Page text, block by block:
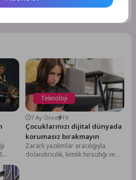
Teknoloji
7 Ay Önce 19
Çocuklarınızı dijital dünyada
korumasız bırakmayın
Zararlı yazılımlar aracılığıyla
dolandırıcılık, kimlik hırsızlığı ve